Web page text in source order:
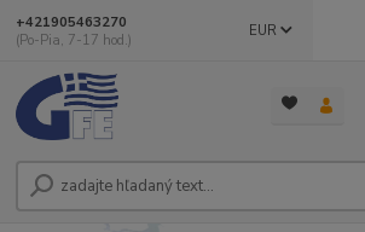
EUR
+421905463270
(Po-Pia, 7-17 hod.)